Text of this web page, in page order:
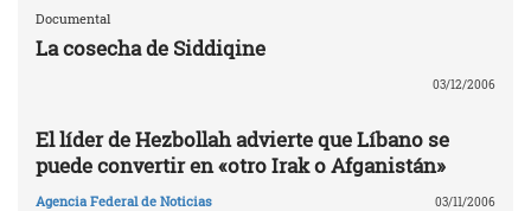
Documental
La cosecha de Siddiqine
03/12/2006
El líder de Hezbollah advierte que Líbano se
puede convertir en «otro Irak o Afganistán»
Agencia Federal de Noticias 03/11/2006